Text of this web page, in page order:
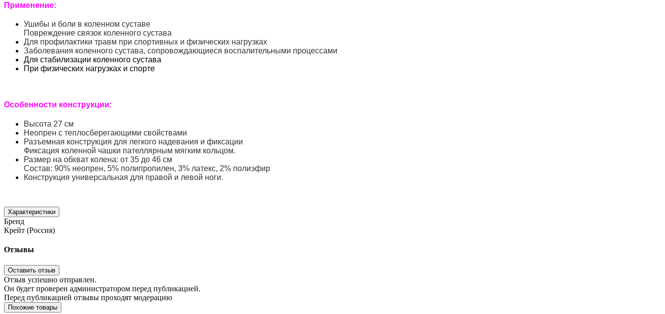
Применение:
Ушибы и боли в коленном суставе
Повреждение связок коленного сустава
Для профилактики травм при спортивных и физических нагрузках
Заболевания коленного сустава, сопровождающиеся воспалительными процессами
Для стабилизации коленного сустава
При физических нагрузках и спорте
Особенности конструкции:
Высота 27 см
Неопрен с теплосберегающими свойствами
Разъемная конструкция для легкого надевания и фиксации
Фиксация коленной чашки пателлярным мягким кольцом.
Размер на обхват колена: от 35 до 46 см
Состав: 90% неопрен, 5% полипропилен, 3% латекс, 2% полиэфир
Конструкция универсальная для правой и левой ноги.
Характеристики
Бренд
Крейт (Россия)
Отзывы
Оставить отзыв
Отзыв успешно отправлен.
Он будет проверен администратором перед публикацией.
Перед публикацией отзывы проходят модерацию
Похожие товары